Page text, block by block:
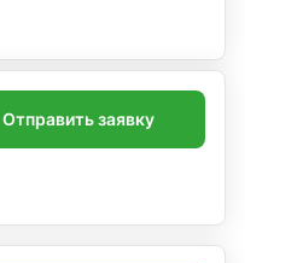
Отправить заявку